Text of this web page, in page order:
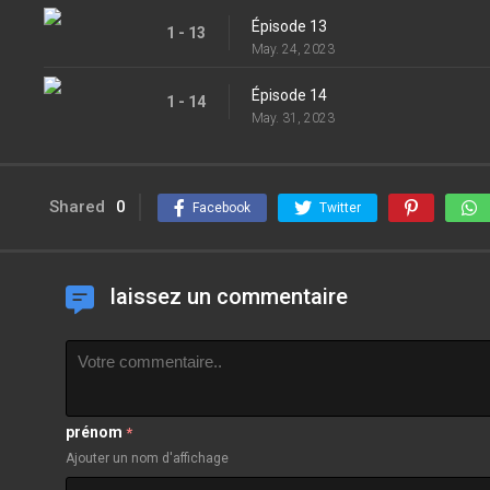
1 - 13 Épisode 13
May. 24, 2023
1 - 14 Épisode 14
May. 31, 2023
Shared 0 Facebook Twitter
laissez un commentaire
prénom *
Ajouter un nom d'affichage